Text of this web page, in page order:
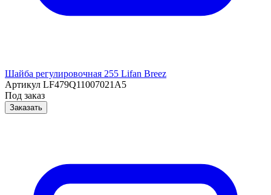
Шайба регулировочная 255 Lifan Breez
Артикул LF479Q11007021A5
Под заказ
Заказать